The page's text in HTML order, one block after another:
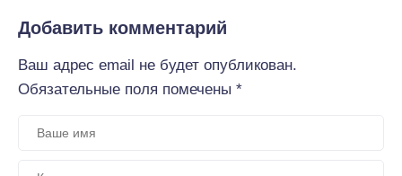
Добавить комментарий
Ваш адрес email не будет опубликован.
Обязательные поля помечены *